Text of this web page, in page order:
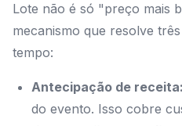
Lote não é só "preço mais
mecanismo que resolve
tempo:
Antecipação de receita:
do evento. Isso cobre